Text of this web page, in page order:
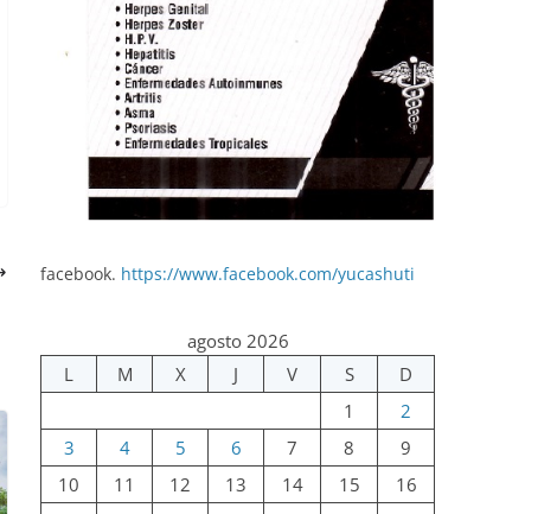
facebook. https://www.facebook.com/yucashuti
agosto 2026
L
M X J V S
D
1
2
3
4 5 6 7 8
9
10
11 12 13 14 15
16